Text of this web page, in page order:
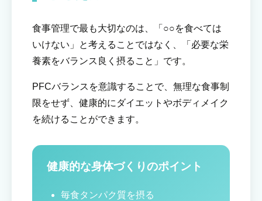
食事管理で最も大切なのは、「○○を食べては
いけない」と考えることではなく、「必要な栄
養素をバランス良く摂ること」です。
PFCバランスを意識することで、無理な食事制
限をせず、健康的にダイエットやボディメイク
を続けることができます。
健康的な身体づくりのポイント
毎食タンパク質を摂る